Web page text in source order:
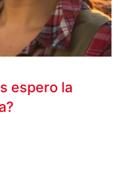
espero la